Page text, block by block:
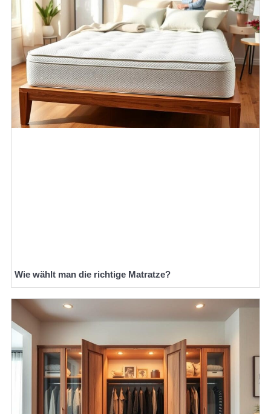
Wie wählt man die richtige Matratze?